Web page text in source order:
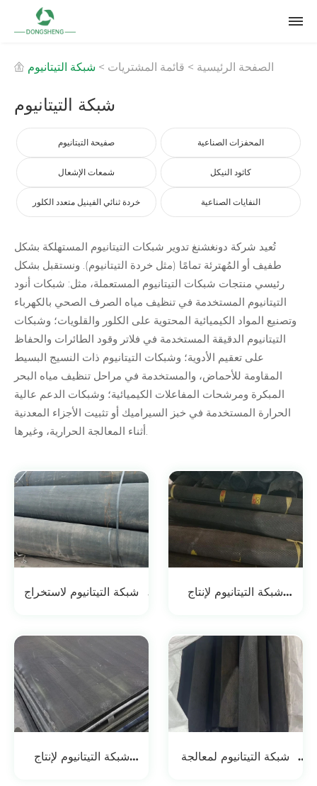
الصفحة الرئيسية > قائمة المشتريات > شبكة التيتانيوم
شبكة التيتانيوم
صفيحة التيتانيوم المحفزات الصناعية
شمعات الإشعال كاثود النيكل
خردة ثنائي الفينيل متعدد الكلور النفايات الصناعية
تُعيد شركة دونغشنغ تدوير شبكات التيتانيوم المستهلكة بشكل
طفيف أو المُهترئة تمامًا (مثل خردة التيتانيوم). ونستقبل بشكل
رئيسي منتجات شبكات التيتانيوم المستعملة، مثل: شبكات أنود
التيتانيوم المستخدمة في تنظيف مياه الصرف الصحي بالكهرباء
وتصنيع المواد الكيميائية المحتوية على الكلور والقلويات؛ وشبكات
التيتانيوم الدقيقة المستخدمة في فلاتر وقود الطائرات والحفاظ
على تعقيم الأدوية؛ وشبكات التيتانيوم ذات النسيج البسيط
المقاومة للأحماض، والمستخدمة في مراحل تنظيف مياه البحر
المبكرة ومرشحات المفاعلات الكيميائية؛ وشبكات الدعم عالية
الحرارة المستخدمة في خبز السيراميك أو تثبيت الأجزاء المعدنية
شبكة التيتانيوم لاستخراج
المعادن الثمينة
شبكة التيتانيوم لإنتاج
الكلورات
شبكة التيتانيوم لإنتاج شبكة التيتانيوم لمعالجة